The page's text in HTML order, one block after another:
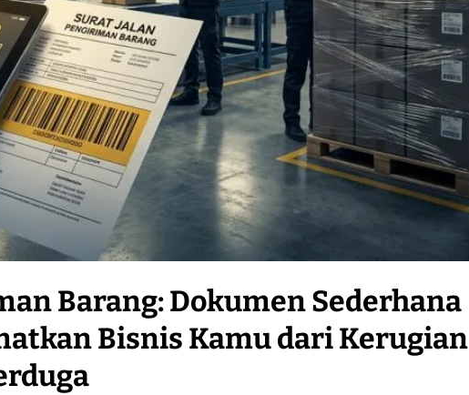
Barang: Dokumen Sederhana
Bisnis Kamu dari Kerugian